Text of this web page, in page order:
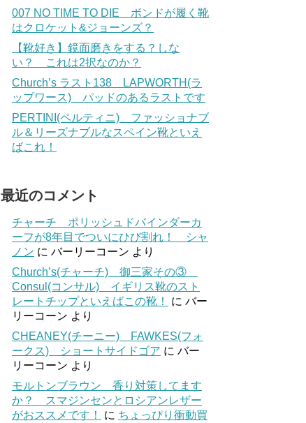
007 NO TIME TO DIE ボンドが履く靴
はクロケット&ジョーンズ？
【靴好き】鏡面磨きをする？しな
い？ これは2択なのか？
Church’s ラスト138 LAPWORTH(ラ
ップワース) パッドのあるラストです
PERTINI(ペルティニ) ファッショナブ
ル＆リーズナブルなスペイン靴といえ
ばこれ！
最近のコメント
チャーチ ポリッシュドバインダーカ
ーフが8年目でついにひび割れ！ シャ
ノン に バーリーコーン より
Church’s(チャーチ) 御三家その③
Consul(コンサル) イギリス靴のスト
レートチップといえばこの靴！
に バー
リーコーン より
CHEANEY(チーニー) FAWKES(フォ
ークス) ショートサイドゴア に バー
リーコーン より
モルトンブラウン 香り対策してます
か？ スマジンセンとロシアンレザー
がおススメです！
に ちょっぴり衝動買